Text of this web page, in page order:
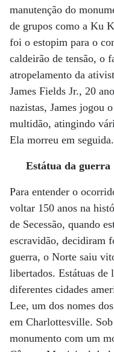
manutenção do
de grupos como a Ku
foi o estopim para o
caldeirão de tensão, o
atropelamento da
James Fields Jr., 20
nazistas, James jogou
multidão, atingindo
Ela morreu em seguida.
Estátua da guerra
Para entender o
voltar 150 anos na
de Secessão, quando
escravidão, decidiram
guerra, o Norte saiu
libertados. Estátuas de
diferentes cidades
Lee, um dos nomes
em Charlottesville.
monumento com um